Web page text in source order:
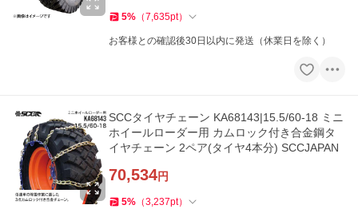
5% （7,635pt）
お客様との確認後30日以内に発送（休業日を除く）
SCCタイヤチェーン KA68143|15.5/60-18 ミニ
ホイールローダー用 カムロック付き合金鋼タ
イヤチェーン 2ペア(タイヤ4本分) SCCJAPAN
70,534円
5% （3,237pt）